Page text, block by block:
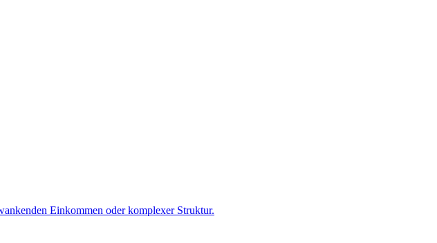
Einkommen oder komplexer Struktur.